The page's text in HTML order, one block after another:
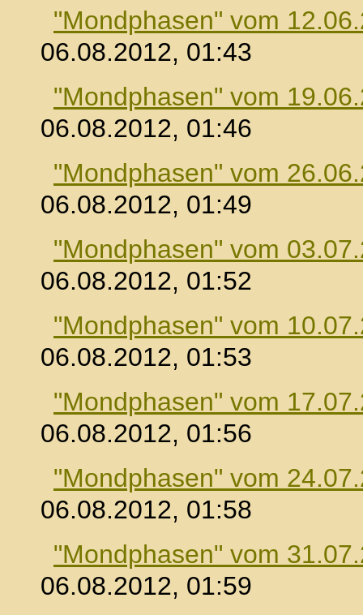
"Mondphasen" vom
06.08.2012, 01:43
"Mondphasen" vom
06.08.2012, 01:46
"Mondphasen" vom
06.08.2012, 01:49
"Mondphasen" vom
06.08.2012, 01:52
"Mondphasen" vom
06.08.2012, 01:53
"Mondphasen" vom
06.08.2012, 01:56
"Mondphasen" vom
06.08.2012, 01:58
"Mondphasen" vom
06.08.2012, 01:59